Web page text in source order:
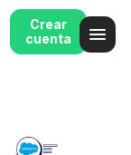
Crear
cuenta